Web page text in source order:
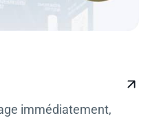
immédiatement,